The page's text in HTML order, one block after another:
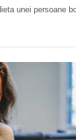
unei persoane